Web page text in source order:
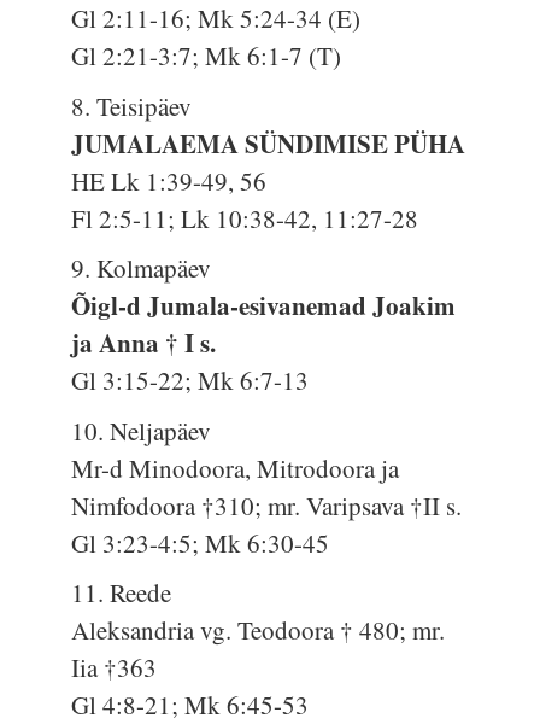
Gl 2:11-16; Mk 5:24-34 (E)
Gl 2:21-3:7; Mk 6:1-7 (T)
8. Teisipäev
JUMALAEMA SÜNDIMISE PÜHA
HE Lk 1:39-49, 56
Fl 2:5-11; Lk 10:38-42, 11:27-28
9. Kolmapäev
Õigl-d Jumala-esivanemad Joakim
ja Anna † I s.
Gl 3:15-22; Mk 6:7-13
10. Neljapäev
Mr-d Minodoora, Mitrodoora ja
Nimfodoora †310; mr. Varipsava †II s.
Gl 3:23-4:5; Mk 6:30-45
11. Reede
Aleksandria vg. Teodoora † 480; mr.
Iia †363
Gl 4:8-21; Mk 6:45-53